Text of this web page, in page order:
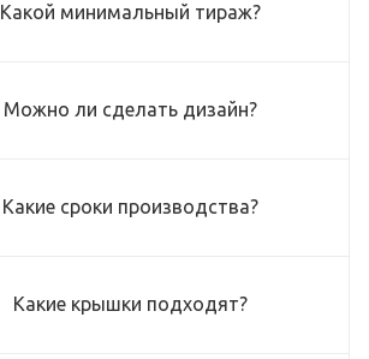
Какой минимальный тираж?
Можно ли сделать дизайн?
Какие сроки производства?
Какие крышки подходят?